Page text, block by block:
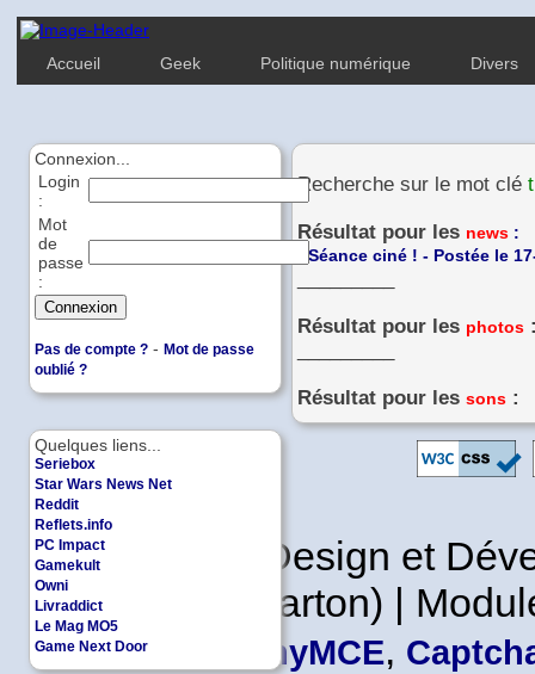
Accueil Geek Politique numérique Divers
Quelques liens...
Seriebox
Star Wars News Net
Reddit
Reflets.info
PC Impact
Gamekult
Owni
Livraddict
Le Mag MO5
Game Next Door
Connexion...
Login
:
Mot
de
passe
:
Pas de compte ? - Mot de passe
oublié ?
Recherche sur le mot clé
Résultat pour les news :
Séance ciné ! - Postée le
Résultat pour les photos
Résultat pour les sons :
Copyleft | Design et
Leader en Carton) |
TinyMCE,